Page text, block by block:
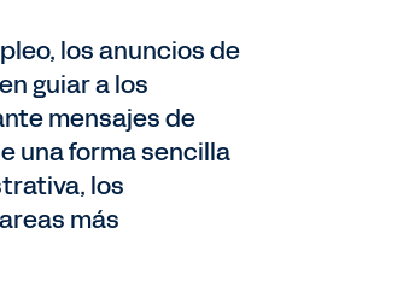
los anuncios de
guiar a los
mensajes de
una forma sencilla
los
más